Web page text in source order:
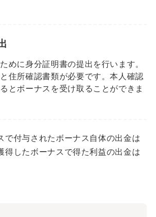
めに身分証明書の提出を行います。
住所確認書類が必要です。本人確認
とボーナスを受け取ることができま
で付与されたボーナス自体の出金は
得したボーナスで得た利益の出金は